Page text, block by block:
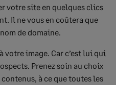
votre site en quelques clics
Il ne vous en coûtera que
de domaine.
votre image. Car c’est lui qui
Prenez soin au choix
à ce que toutes les